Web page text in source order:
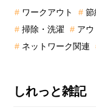
ド
バ
ー
ワークアウト
節
掃除・洗濯
アウ
ネットワーク関連
しれっと雑記